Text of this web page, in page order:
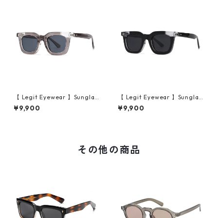
【 Legit Eyewear 】Sunglas
ses Konoe (Clear Grey/Gre
y)
¥9,900
【 Legit Eyewear 】Sunglas
ses Konoe (Black Clear/Gre
y)
¥9,900
その他の商品